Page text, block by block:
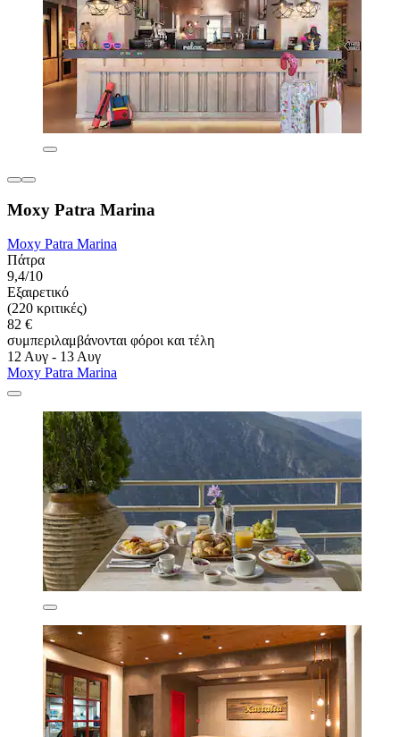
Moxy Patra Marina
Moxy Patra Marina
Πάτρα
9,4/10
Εξαιρετικό
(220 κριτικές)
82 €
συμπεριλαμβάνονται φόροι και τέλη
12 Αυγ - 13 Αυγ
Moxy Patra Marina